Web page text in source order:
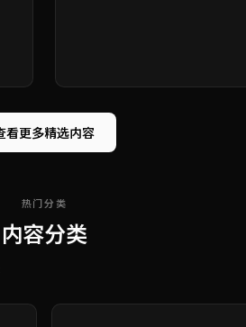
看更多精选内容
热门分类
内容分类